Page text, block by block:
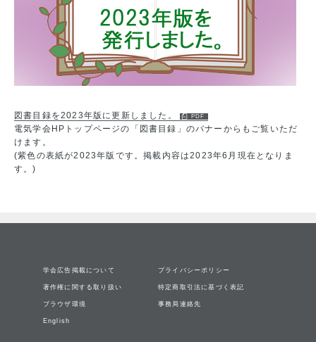
図書目録を2023年版に更新しました。
電気学会HPトップページの「図書目録」のバナーからもご覧いただ
けます。
(紫色の表紙が2023年版です。掲載内容は2023年6月現在となりま
す。)
学会広告掲載について プライバシーポリシー
著作権に関する取り扱い 特定商取引法に基づく表記
ブラウザ環境 事務局連絡先
English